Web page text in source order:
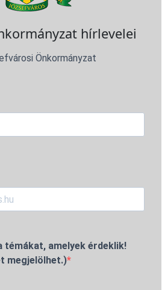
hírlevelei
Önkormányzat
témákat, amelyek érdeklik!
megjelölhet.)